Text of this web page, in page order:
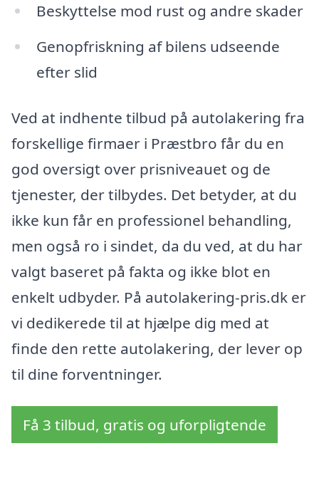
Beskyttelse mod rust og andre skader
Genopfriskning af bilens udseende
efter slid
Ved at indhente tilbud på autolakering fra
forskellige firmaer i Præstbro får du en
god oversigt over prisniveauet og de
tjenester, der tilbydes. Det betyder, at du
ikke kun får en professionel behandling,
men også ro i sindet, da du ved, at du har
valgt baseret på fakta og ikke blot en
enkelt udbyder. På autolakering-pris.dk er
vi dedikerede til at hjælpe dig med at
finde den rette autolakering, der lever op
til dine forventninger.
Få 3 tilbud, gratis og uforpligtende